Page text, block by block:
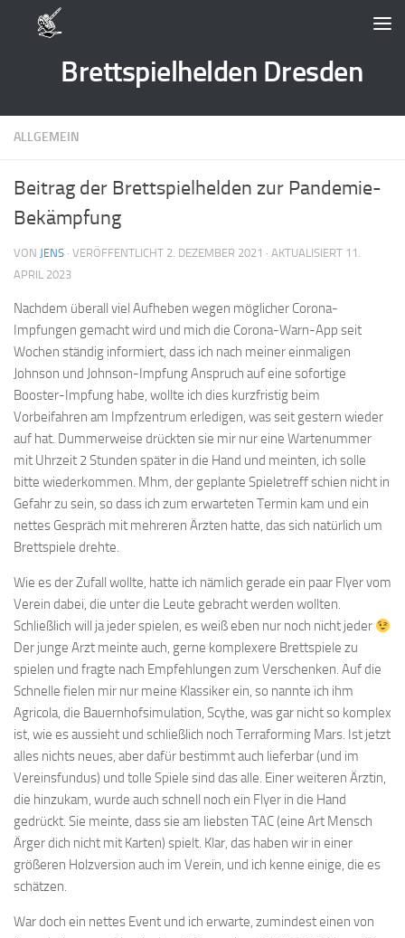
Zum Inhalt springen
Brettspielhelden Dresden
ALLGEMEIN
Beitrag der Brettspielhelden zur Pandemie-
Bekämpfung
VON JENS · VERÖFFENTLICHT 2. DEZEMBER 2021 · AKTUALISIERT 11.
APRIL 2023
Nachdem überall viel Aufheben wegen möglicher Corona-
Impfungen gemacht wird und mich die Corona-Warn-App seit
Wochen ständig informiert, dass ich nach meiner einmaligen
Johnson und Johnson-Impfung Anspruch auf eine sofortige
Booster-Impfung habe, wollte ich dies kurzfristig beim
Vorbeifahren am Impfzentrum erledigen, was seit gestern wieder
auf hat. Dummerweise drückten sie mir nur eine Wartenummer
mit Uhrzeit 2 Stunden später in die Hand und meinten, ich solle
bitte wiederkommen. Mhm, der geplante Spieletreff schien nicht in
Gefahr zu sein, so dass ich zum erwarteten Termin kam und ein
nettes Gespräch mit mehreren Ärzten hatte, das sich natürlich um
Brettspiele drehte.
Wie es der Zufall wollte, hatte ich nämlich gerade ein paar Flyer vom
Verein dabei, die unter die Leute gebracht werden wollten.
Schließlich will ja jeder spielen, es weiß eben nur noch nicht jeder
Der junge Arzt meinte auch, gerne komplexere Brettspiele zu
spielen und fragte nach Empfehlungen zum Verschenken. Auf die
Schnelle fielen mir nur meine Klassiker ein, so nannte ich ihm
Agricola, die Bauernhofsimulation, Scythe, was gar nicht so komplex
ist, wie es aussieht und schließlich noch Terraforming Mars. Ist jetzt
alles nichts neues, aber dafür bestimmt auch lieferbar (und im
Vereinsfundus) und tolle Spiele sind das alle. Einer weiteren Ärztin,
die hinzukam, wurde auch schnell noch ein Flyer in die Hand
gedrückt. Sie meinte, dass sie am liebsten TAC (eine Art Mensch
Ärger dich nicht mit Karten) spielt. Klar, das haben wir in einer
größeren Holzversion auch im Verein, und ich kenne einige, die es
schätzen.
War doch ein nettes Event und ich erwarte, zumindest einen von